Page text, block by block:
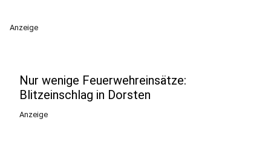
Anzeige
Nur wenige Feuerwehreinsätze:
Blitzeinschlag in Dorsten
Anzeige